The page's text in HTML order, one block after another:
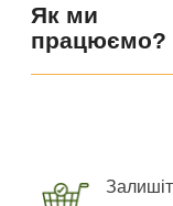
Як ми
працюємо?